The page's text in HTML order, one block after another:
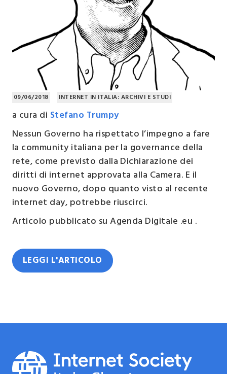
09/06/2018 INTERNET IN ITALIA: ARCHIVI E STUDI
a cura di Stefano Trumpy
Nessun Governo ha rispettato l’impegno a fare
la community italiana per la governance della
rete, come previsto dalla Dichiarazione dei
diritti di internet approvata alla Camera. E il
nuovo Governo, dopo quanto visto al recente
internet day, potrebbe riuscirci.
Articolo pubblicato su Agenda Digitale .eu .
LEGGI L'ARTICOLO